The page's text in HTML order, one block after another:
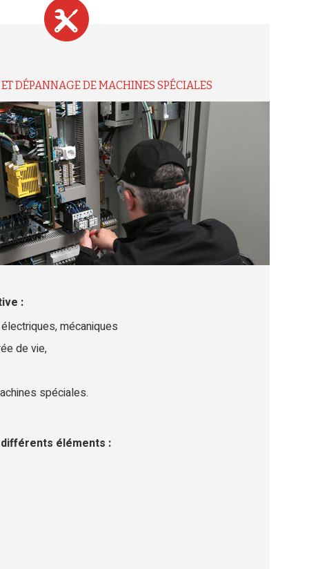
DÉPANNAGE DE MACHINES SPÉCIALES
:
mécaniques
de vie,
spéciales.
différents éléments :